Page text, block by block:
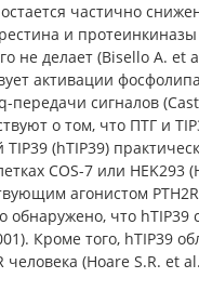
частично
и протеинкиназы
не делает (Bisello A. et
активации
передачи сигналов
о том, что ПТГ и
(hTIP39)
COS-7 или HEK293
агонистом
что hTIP39
Кроме того, hTIP39
(Hoare S.R. et